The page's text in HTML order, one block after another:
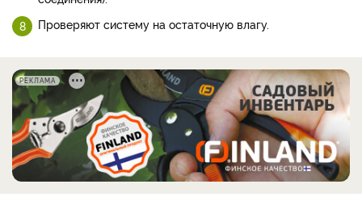
Проверяют систему на остаточную влагу.
РЕКЛАМА